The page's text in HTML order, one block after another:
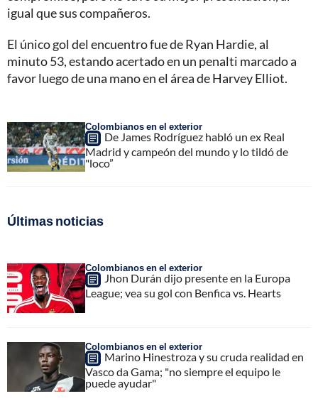
igual que sus compañeros.
El único gol del encuentro fue de Ryan Hardie, al
minuto 53, estando acertado en un penalti marcado a
favor luego de una mano en el área de Harvey Elliot.
Colombianos en el exterior
De James Rodríguez habló un ex Real
Madrid y campeón del mundo y lo tildó de
"loco”
Últimas noticias
Colombianos en el exterior
Jhon Durán dijo presente en la Europa
League; vea su gol con Benfica vs. Hearts
Colombianos en el exterior
Marino Hinestroza y su cruda realidad en
Vasco da Gama; "no siempre el equipo le
puede ayudar"